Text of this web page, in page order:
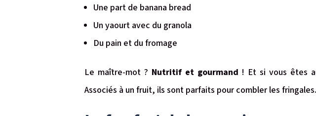
Une part de banana bread
Un yaourt avec du granola
Du pain et du fromage
Le maître-mot ? Nutritif et gourmand ! Et si vous êtes
Associés à un fruit, ils sont parfaits pour combler les fringales.